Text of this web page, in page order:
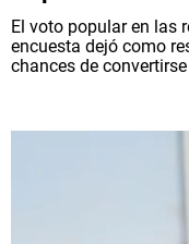
El voto popular en las
encuesta dejó como
chances de